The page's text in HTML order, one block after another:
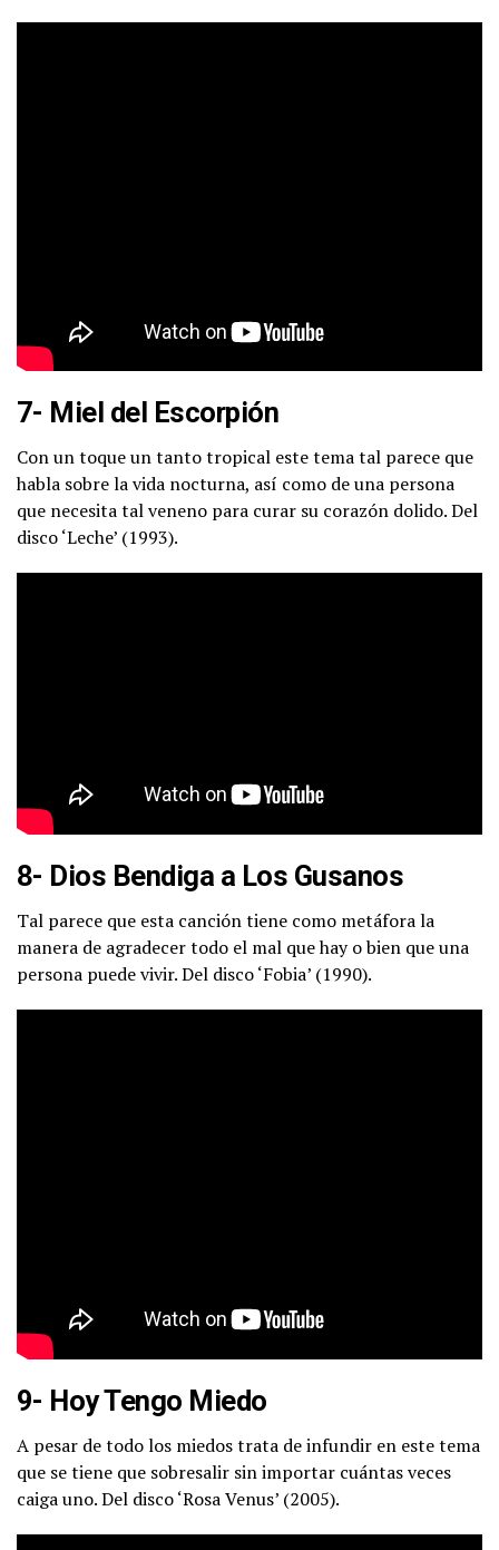
7- Miel del Escorpión
Con un toque un tanto tropical este tema tal parece que
habla sobre la vida nocturna, así como de una persona
que necesita tal veneno para curar su corazón dolido. Del
disco ‘Leche’ (1993).
8- Dios Bendiga a Los Gusanos
Tal parece que esta canción tiene como metáfora la
manera de agradecer todo el mal que hay o bien que una
persona puede vivir. Del disco ‘Fobia’ (1990).
9- Hoy Tengo Miedo
A pesar de todo los miedos trata de infundir en este tema
que se tiene que sobresalir sin importar cuántas veces
caiga uno. Del disco ‘Rosa Venus’ (2005).